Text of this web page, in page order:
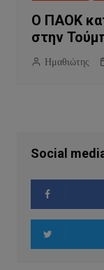
Ο ΠΑΟΚ
στην
Ημαθιώτης
Social